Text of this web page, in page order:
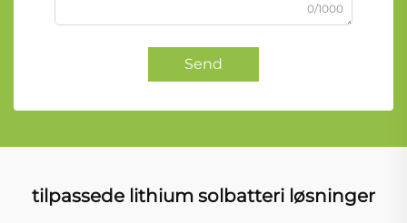
0/1000
Send
tilpassede lithium solbatteri løsninger